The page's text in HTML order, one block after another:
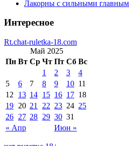
Лакорны с сильными
Интересное
Rt.chat-ruletka-18.com
Май 2025
Пн Вт Ср Чт Пт Сб Вс
« Апр Июн »
1 2 3
4
5
6 7 8 9 10 11
12
13 14 15 16 17 18
19 20 21 22 23 24 25
26 27 28 29 30 31